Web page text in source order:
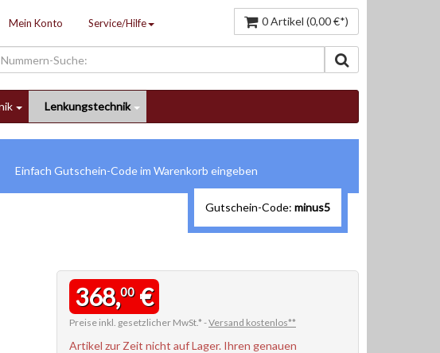
Mein Konto Service/Hilfe 0 Artikel (0,00 €*)
Lenkungstechnik
Gutschein-Code: minus5
368,00€
Preise inkl. gesetzlicher MwSt.* -Versand kostenlos**
Artikel zur Zeit nicht auf Lager. Ihren genauen